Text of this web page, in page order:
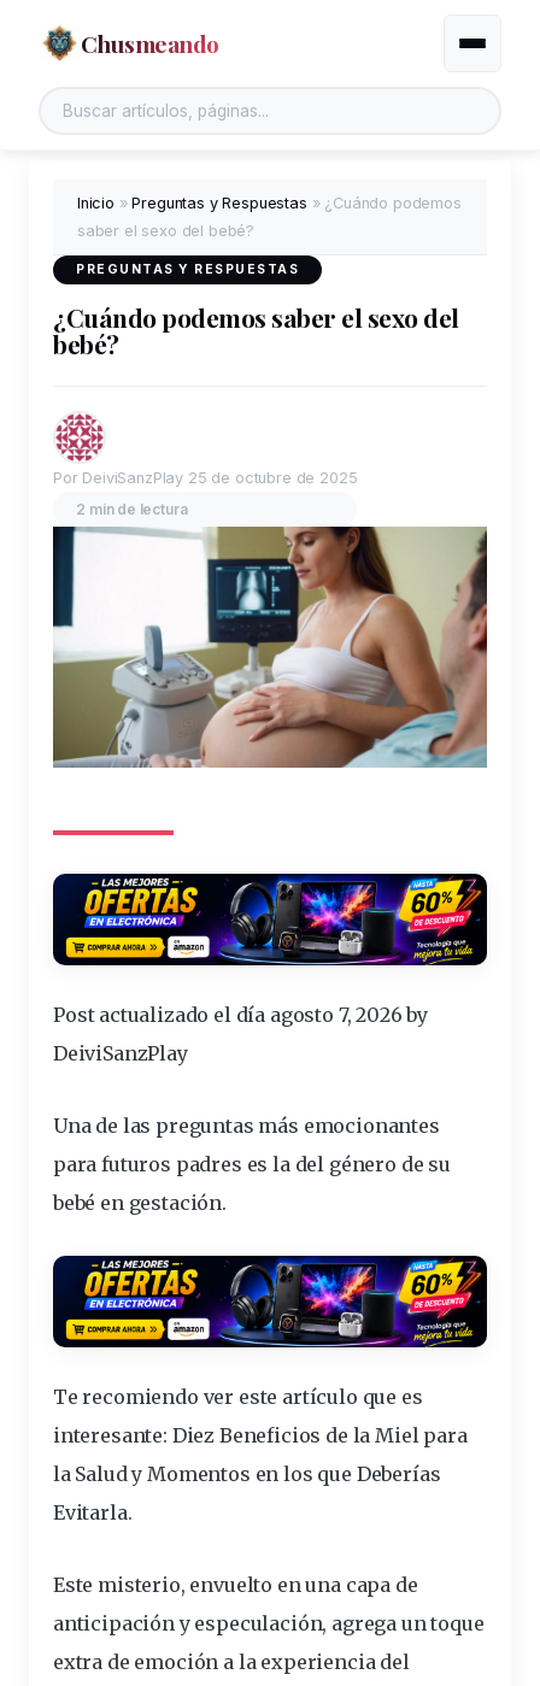
Chusmeando Alternar
Inicio »Preguntas y Respuestas » ¿Cuándo podemos
saber el sexo del bebé?
PREGUNTAS Y RESPUESTAS
¿Cuándo podemos saber el sexo del
bebé?
Por DeiviSanzPlay 25 de octubre de 2025
2 min de lectura
Post actualizado el día agosto 7, 2026 by
DeiviSanzPlay
Una de las preguntas más emocionantes
para futuros padres es la del género de su
bebé en gestación.
Te recomiendo ver este artículo que es
interesante: Diez Beneficios de la Miel para
la Salud y Momentos en los que Deberías
Evitarla.
Este misterio, envuelto en una capa de
anticipación y especulación, agrega un toque
extra de emoción a la experiencia del